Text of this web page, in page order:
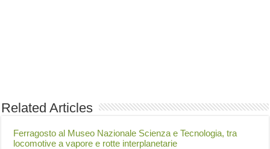
Related Articles
Ferragosto al Museo Nazionale Scienza e Tecnologia, tra
locomotive a vapore e rotte interplanetarie